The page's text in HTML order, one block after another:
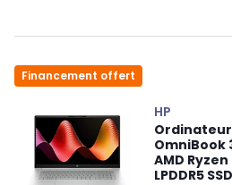
Financement offert
HP
OmniBook
AMD Ryzen
LPDDR5